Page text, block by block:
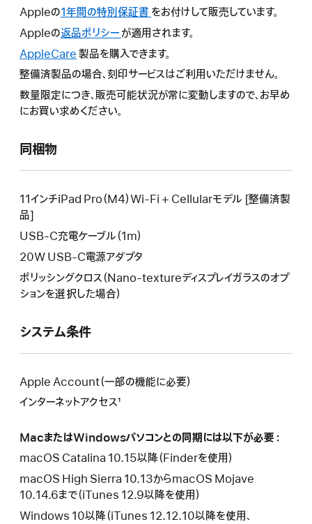
Appleの1年間の特別保証書 こ
の
作
に
よ
ウ
ン
き
をお付けして販売しています。
Appleの返品ポリシーこ
の
操
作
に
ウ
ド
ウ
が
が適用されます。
AppleCare こ
の
作
に
い
イ
ド
ウ
が
き
製品を購入できます。
整備済製品の場合、刻印サービスはご利用いただけません。
数量限定につき、販売可能状況が常に変動しますので、お早め
にお買い求めください。
同梱物
11インチiPad Pro（M4）Wi-Fi + Cellularモデル [整備済製
品]
USB-C充電ケーブル（1m）
20W USB-C電源アダプタ
ポリッシングクロス（Nano-textureディスプレイガラスのオプ
ションを選択した場合）
システム条件
Apple Account（一部の機能に必要）
インターネットアクセス¹
MacまたはWindowsパソコンとの同期には以下が必要：
macOS Catalina 10.15以降（Finderを使用）
macOS High Sierra 10.13からmacOS Mojave
10.14.6まで（iTunes 12.9以降を使用）
Windows 10以降（iTunes 12.12.10以降を使用、